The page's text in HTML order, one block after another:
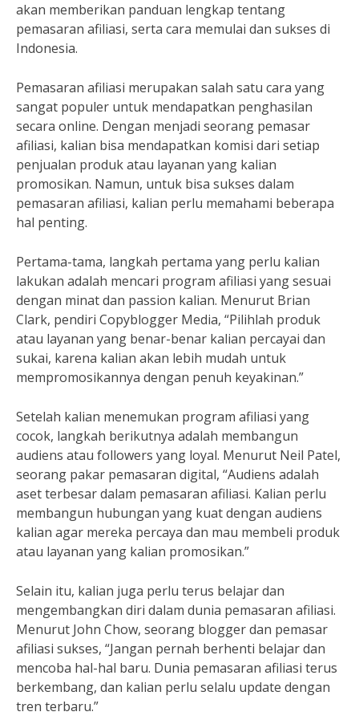
akan memberikan panduan lengkap tentang
pemasaran afiliasi, serta cara memulai dan sukses di
Indonesia.
Pemasaran afiliasi merupakan salah satu cara yang
sangat populer untuk mendapatkan penghasilan
secara online. Dengan menjadi seorang pemasar
afiliasi, kalian bisa mendapatkan komisi dari setiap
penjualan produk atau layanan yang kalian
promosikan. Namun, untuk bisa sukses dalam
pemasaran afiliasi, kalian perlu memahami beberapa
hal penting.
Pertama-tama, langkah pertama yang perlu kalian
lakukan adalah mencari program afiliasi yang sesuai
dengan minat dan passion kalian. Menurut Brian
Clark, pendiri Copyblogger Media, “Pilihlah produk
atau layanan yang benar-benar kalian percayai dan
sukai, karena kalian akan lebih mudah untuk
mempromosikannya dengan penuh keyakinan.”
Setelah kalian menemukan program afiliasi yang
cocok, langkah berikutnya adalah membangun
audiens atau followers yang loyal. Menurut Neil Patel,
seorang pakar pemasaran digital, “Audiens adalah
aset terbesar dalam pemasaran afiliasi. Kalian perlu
membangun hubungan yang kuat dengan audiens
kalian agar mereka percaya dan mau membeli produk
atau layanan yang kalian promosikan.”
Selain itu, kalian juga perlu terus belajar dan
mengembangkan diri dalam dunia pemasaran afiliasi.
Menurut John Chow, seorang blogger dan pemasar
afiliasi sukses, “Jangan pernah berhenti belajar dan
mencoba hal-hal baru. Dunia pemasaran afiliasi terus
berkembang, dan kalian perlu selalu update dengan
tren terbaru.”